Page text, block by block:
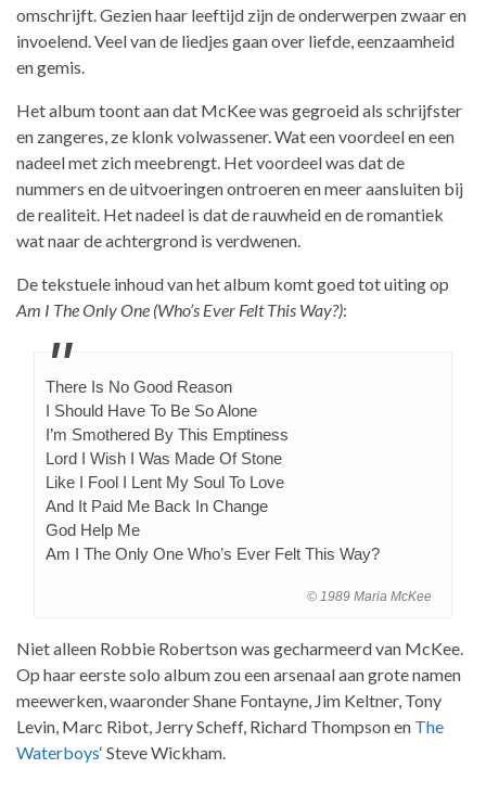
omschrijft. Gezien haar leeftijd zijn de onderwerpen zwaar en
invoelend. Veel van de liedjes gaan over liefde, eenzaamheid
en gemis.
Het album toont aan dat McKee was gegroeid als schrijfster
en zangeres, ze klonk volwassener. Wat een voordeel en een
nadeel met zich meebrengt. Het voordeel was dat de
nummers en de uitvoeringen ontroeren en meer aansluiten bij
de realiteit. Het nadeel is dat de rauwheid en de romantiek
wat naar de achtergrond is verdwenen.
De tekstuele inhoud van het album komt goed tot uiting op
Am I The Only One (Who’s Ever Felt This Way?):
There Is No Good Reason
I Should Have To Be So Alone
I’m Smothered By This Emptiness
Lord I Wish I Was Made Of Stone
Like I Fool I Lent My Soul To Love
And It Paid Me Back In Change
God Help Me
Am I The Only One Who’s Ever Felt This Way?
© 1989 Maria McKee
Niet alleen Robbie Robertson was gecharmeerd van McKee.
Op haar eerste solo album zou een arsenaal aan grote namen
meewerken, waaronder Shane Fontayne, Jim Keltner, Tony
Levin, Marc Ribot, Jerry Scheff, Richard Thompson en The
Waterboys‘ Steve Wickham.